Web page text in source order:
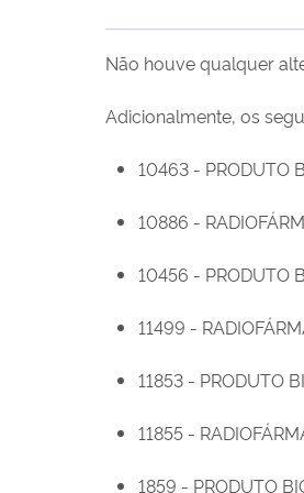
Não houve qualquer
Adicionalmente, os
10463 - PRODUTO
10886 -
10456 - PRODUTO
11499 -
11853 - PRODUTO
11855 -
1859 - PRODUTO